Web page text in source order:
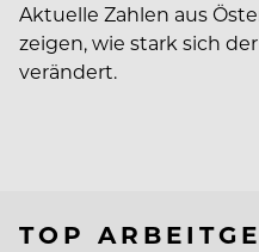
Aktuelle Zahlen aus
zeigen, wie stark sich
verändert.
TOP